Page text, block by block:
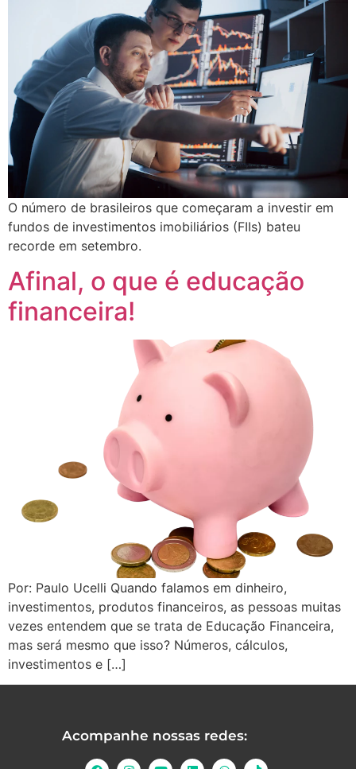
O número de brasileiros que começaram a investir em
fundos de investimentos imobiliários (FIIs) bateu
recorde em setembro.
Afinal, o que é educação
financeira!
Por: Paulo Ucelli Quando falamos em dinheiro,
investimentos, produtos financeiros, as pessoas muitas
vezes entendem que se trata de Educação Financeira,
mas será mesmo que isso? Números, cálculos,
investimentos e […]
Acompanhe nossas redes: